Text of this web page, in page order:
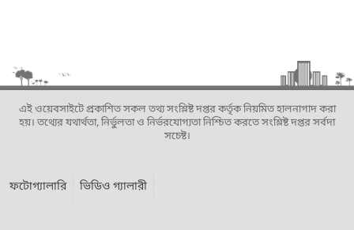
এই ওয়েবসাইটে প্রকাশিত সকল তথ্য সংশ্লিষ্ট দপ্তর কর্তৃক নিয়মিত হালনাগাদ করা
হয়। তথ্যের যথার্থতা, নির্ভুলতা ও নির্ভরযোগ্যতা নিশ্চিত করতে সংশ্লিষ্ট দপ্তর সর্বদা
সচেষ্ট।
ফটোগ্যালারি ভিডিও গ্যালারী